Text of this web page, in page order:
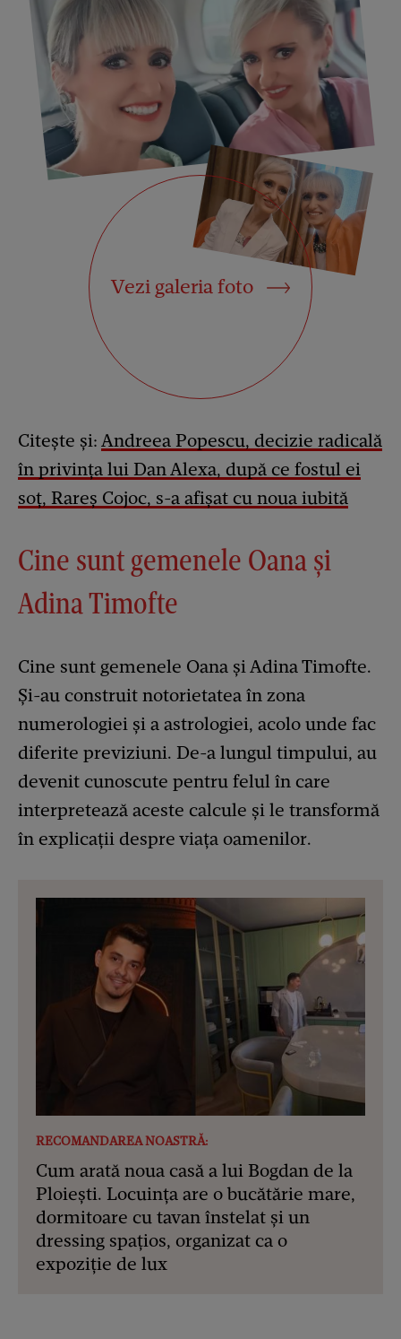
Vezi galeria foto
Citește și: Andreea Popescu, decizie radicală
în privința lui Dan Alexa, după ce fostul ei
soț, Rareș Cojoc, s-a afișat cu noua iubită
Cine sunt gemenele Oana și
Adina Timofte
Cine sunt gemenele Oana și Adina Timofte.
Și-au construit notorietatea în zona
numerologiei și a astrologiei, acolo unde fac
diferite previziuni. De-a lungul timpului, au
devenit cunoscute pentru felul în care
interpretează aceste calcule și le transformă
în explicații despre viața oamenilor.
RECOMANDAREA NOASTRĂ:
Cum arată noua casă a lui Bogdan de la
Ploiești. Locuința are o bucătărie mare,
dormitoare cu tavan înstelat și un
dressing spațios, organizat ca o
expoziție de lux